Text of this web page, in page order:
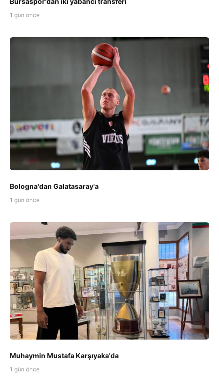
1 gün önce
Bologna'dan Galatasaray'a
1 gün önce
Muhaymin Mustafa Karşıyaka'da
1 gün önce